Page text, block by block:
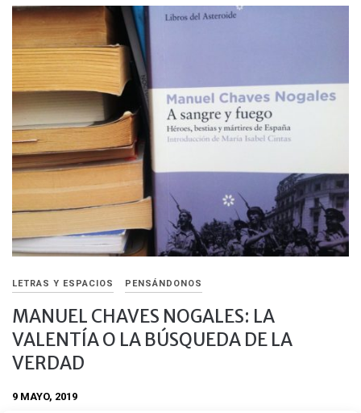
LETRAS Y ESPACIOS PENSÁNDONOS
MANUEL CHAVES NOGALES: LA
VALENTÍA O LA BÚSQUEDA DE LA
VERDAD
9 MAYO, 2019